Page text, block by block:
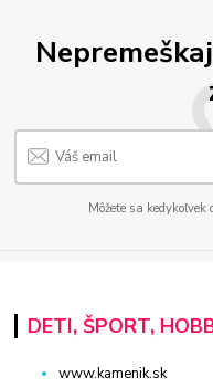
Môžete sa
DETI, ŠPORT,
www.kamenik.sk